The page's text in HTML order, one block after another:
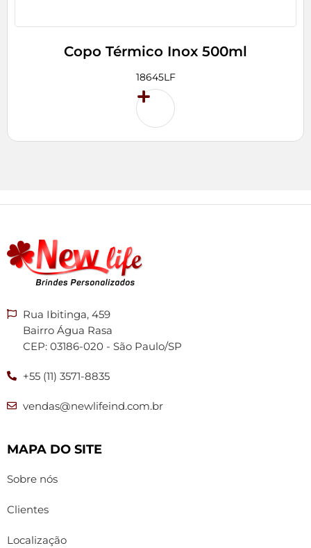
Copo Térmico Inox 500ml
18645LF
Rua Ibitinga, 459
Bairro Água Rasa
CEP: 03186-020 - São Paulo/SP
+55 (11) 3571-8835
vendas@newlifeind.com.br
MAPA DO SITE
Sobre nós
Clientes
Localização